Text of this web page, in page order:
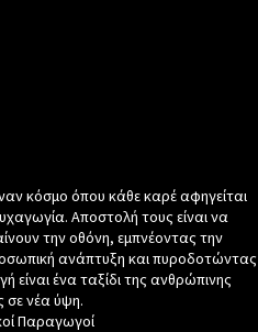
κόσμο όπου κάθε καρέ αφηγείται
Αποστολή τους είναι να
την οθόνη, εμπνέοντας την
ανάπτυξη και πυροδοτώντας
είναι ένα ταξίδι της ανθρώπινης
σε νέα ύψη.
Παραγωγοί